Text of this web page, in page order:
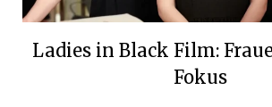
Ladies in Black Film:
Fokus